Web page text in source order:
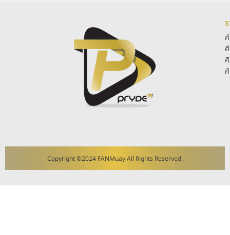
Copyright ©2024 FANMuay All Rights Reserved.